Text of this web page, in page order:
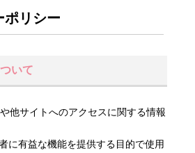
ポリシー
いて
他サイトへのアクセスに関する情報
に有益な機能を提供する目的で使用